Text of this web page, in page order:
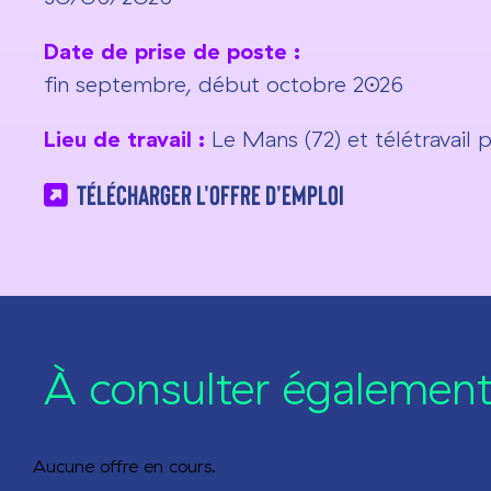
Date de prise de poste :
fin septembre, début octobre 2026
Lieu de travail : Le Mans (72) et télétravail
Télécharger l'offre d'emploi
À consulter
Aucune offre en cours.